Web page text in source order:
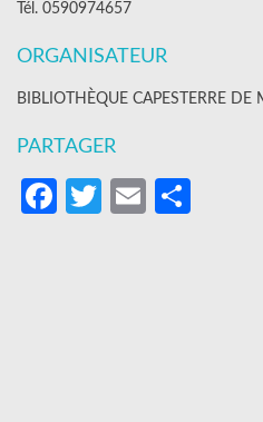
Tél. 0590974657
ORGANISATEUR
BIBLIOTHÈQUE CAPESTERRE DE
PARTAGER
Facebook
Twitter
Email